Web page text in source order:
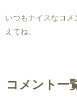
いつもナイスなコ
えてね。
コメント一